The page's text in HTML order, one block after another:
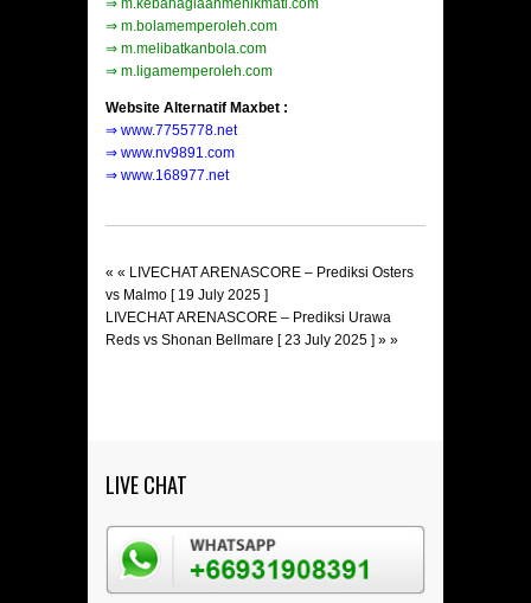
⇒ m.kebahagiaanmenikmati.com
⇒ m.bolamemperoleh.com
⇒ m.melibatkanbola.com
⇒ m.ligamemperoleh.com
Website Alternatif Maxbet :
⇒ www.7755778.net
⇒ www.nv9891.com
⇒ www.168977.net
« « LIVECHAT ARENASCORE – Prediksi Osters
vs Malmo [ 19 July 2025 ]
LIVECHAT ARENASCORE – Prediksi Urawa
Reds vs Shonan Bellmare [ 23 July 2025 ] » »
LIVE CHAT